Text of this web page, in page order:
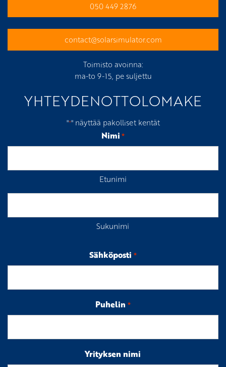
050 449 2876
contact@solarsimulator.com
Toimisto avoinna:
ma-to 9-15, pe suljettu
YHTEYDENOTTOLOMAKE
"*" näyttää pakolliset kentät
Nimi *
Etunimi
Sukunimi
Sähköposti *
Puhelin *
Yrityksen nimi